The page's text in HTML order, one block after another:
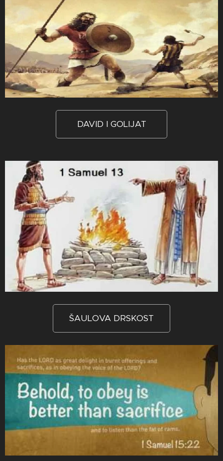
DAVID I GOLIJAT
ŠAULOVA DRSKOST